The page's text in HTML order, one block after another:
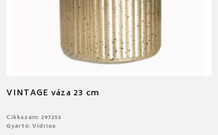
VINTAGE váza 23 cm
Cikkszám: 297253
Gyártó: Vidrios